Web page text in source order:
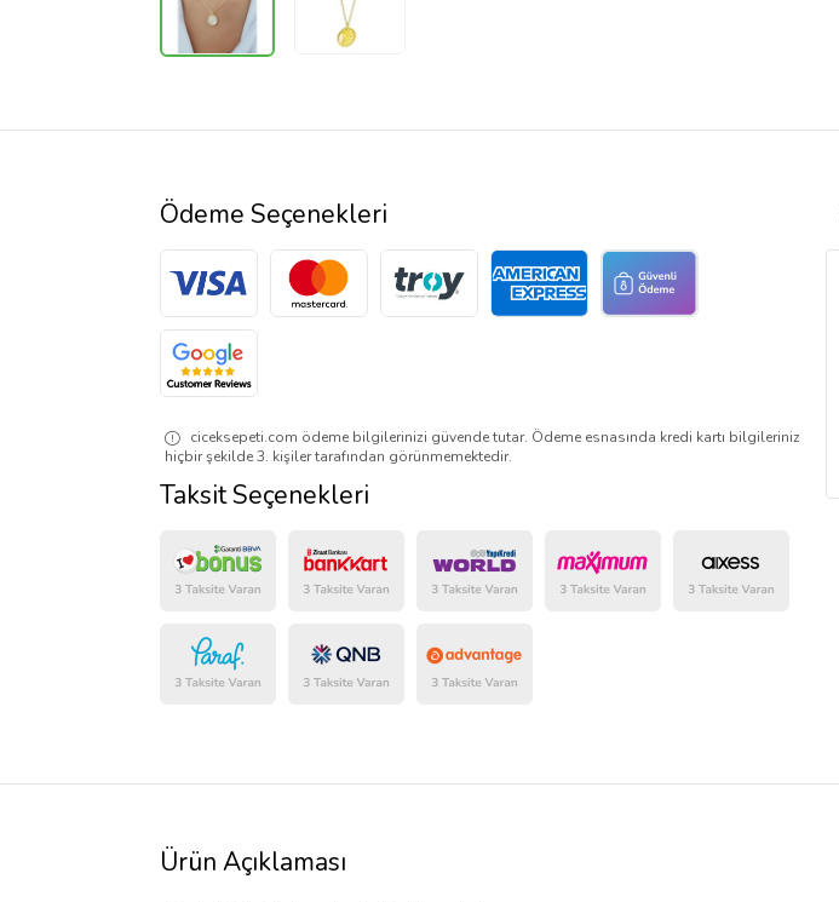
Ödeme Seçenekleri
ciceksepeti.com ödeme bilgilerinizi güvende tutar. Ödeme esnasında kredi kartı bilgileriniz
hiçbir şekilde 3. kişiler tarafından görünmemektedir.
Taksit Seçenekleri
Ürün Açıklaması